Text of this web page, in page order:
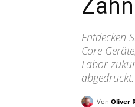
Entdecken
Core
Labor
Von Oliver